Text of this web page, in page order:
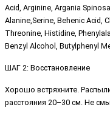
Acid, Arginine, Argania
Alanine,Serine, Behenic Acid,
Threonine, Histidine,
Benzyl Alcohol, Butylphenyl
ШАГ 2: Восстановление
Хорошо встряхните.
расстояния 20–30 см. Не